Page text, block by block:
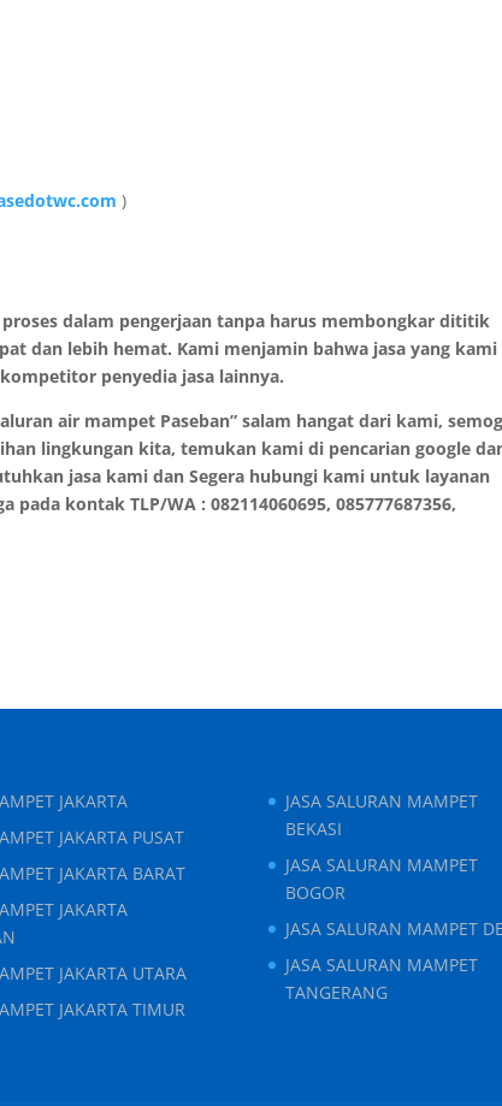
)
dalam pengerjaan tanpa harus membongkar dititik
dan lebih hemat. Kami menjamin bahwa jasa yang kami
penyedia jasa lainnya.
air mampet Paseban” salam hangat dari kami,
lingkungan kita, temukan kami di pencarian google
jasa kami dan Segera hubungi kami untuk layanan
kontak TLP/WA : 082114060695, 085777687356,
JAKARTA
JAKARTA PUSAT
JAKARTA BARAT
JAKARTA
JAKARTA UTARA
JAKARTA TIMUR
JASA SALURAN MAMPET
BEKASI
JASA SALURAN MAMPET
BOGOR
JASA SALURAN MAMPET
JASA SALURAN MAMPET
TANGERANG